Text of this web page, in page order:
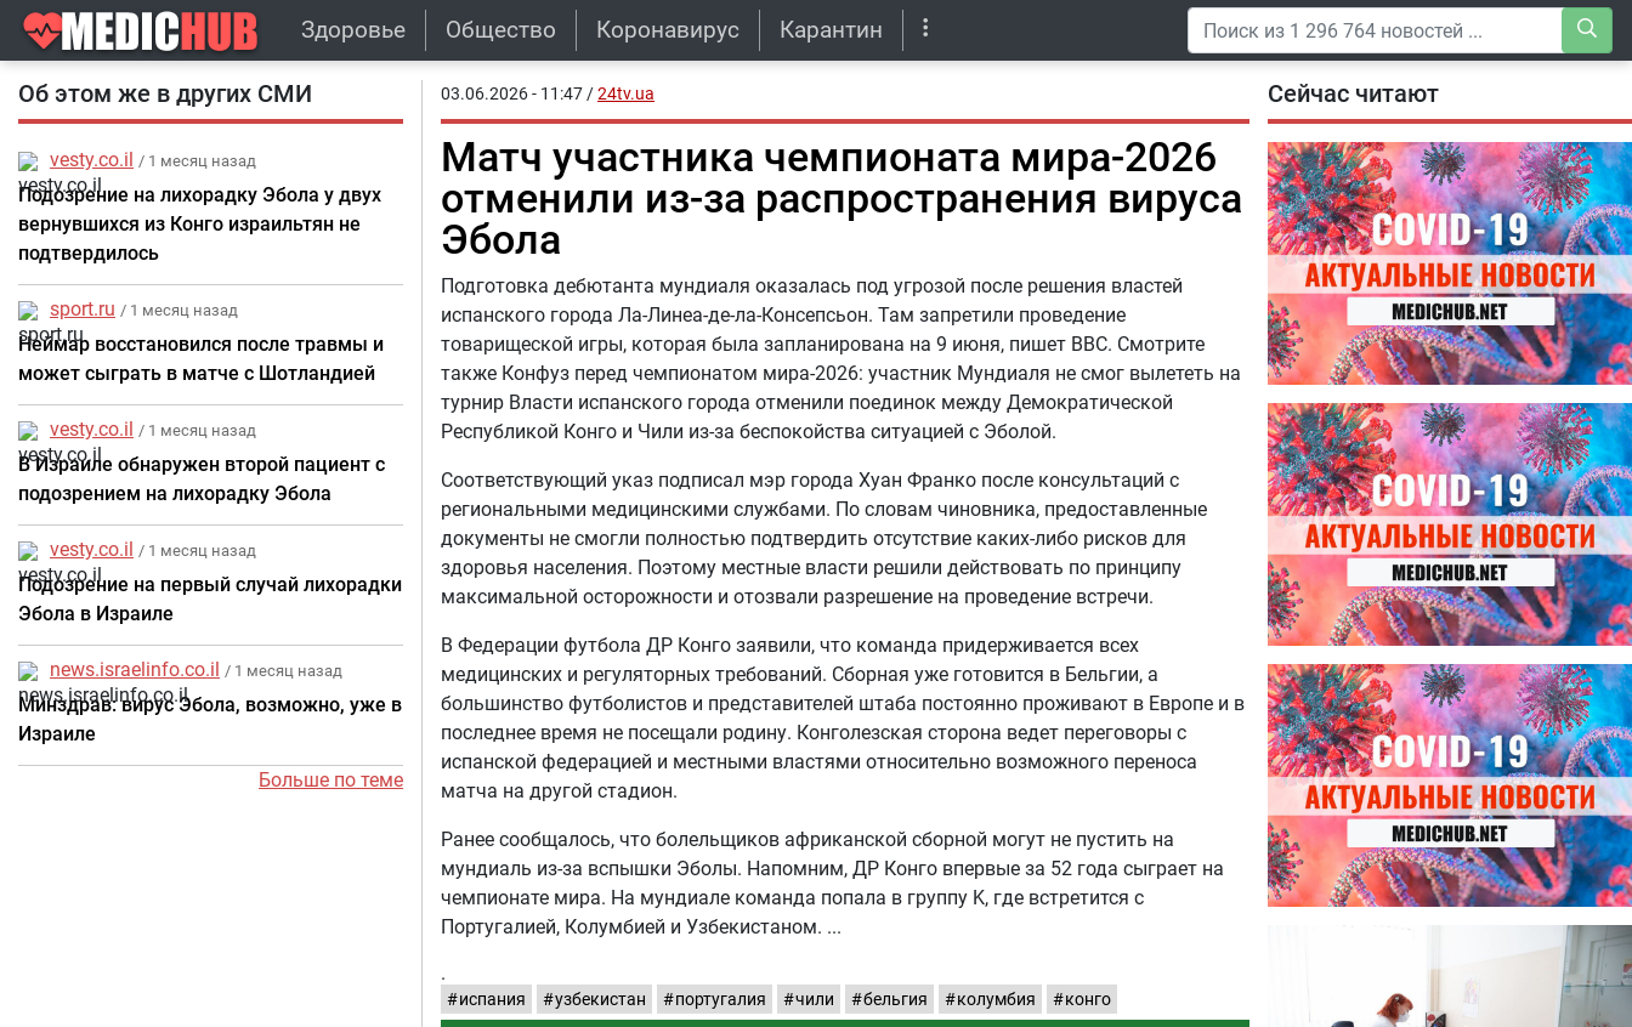
Здоровье Общество Коронавирус Карантин
Об этом же в других СМИ
vesty.co.il / 1 месяц назад
Подозрение на лихорадку Эбола у двух
вернувшихся из Конго израильтян не
подтвердилось
sport.ru / 1 месяц назад
Неймар восстановился после травмы и
может сыграть в матче с Шотландией
vesty.co.il / 1 месяц назад
В Израиле обнаружен второй пациент с
подозрением на лихорадку Эбола
vesty.co.il / 1 месяц назад
Подозрение на первый случай лихорадки
Эбола в Израиле
news.israelinfo.co.il / 1 месяц назад
Минздрав: вирус Эбола, возможно, уже в
Израиле
Больше по теме
03.06.2026 - 11:47 /24tv.ua
Матч участника чемпионата мира-2026
отменили из-за распространения вируса
Эбола
Подготовка дебютанта мундиаля оказалась под угрозой после решения властей
испанского города Ла-Линеа-де-ла-Консепсьон. Там запретили проведение
товарищеской игры, которая была запланирована на 9 июня, пишет ВВС. Смотрите
также Конфуз перед чемпионатом мира-2026: участник Мундиаля не смог вылететь на
турнир Власти испанского города отменили поединок между Демократической
Республикой Конго и Чили из-за беспокойства ситуацией с Эболой.
Соответствующий указ подписал мэр города Хуан Франко после консультаций с
региональными медицинскими службами. По словам чиновника, предоставленные
документы не смогли полностью подтвердить отсутствие каких-либо рисков для
здоровья населения. Поэтому местные власти решили действовать по принципу
максимальной осторожности и отозвали разрешение на проведение встречи.
В Федерации футбола ДР Конго заявили, что команда придерживается всех
медицинских и регуляторных требований. Сборная уже готовится в Бельгии, а
большинство футболистов и представителей штаба постоянно проживают в Европе и в
последнее время не посещали родину. Конголезская сторона ведет переговоры с
испанской федерацией и местными властями относительно возможного переноса
матча на другой стадион.
Ранее сообщалось, что болельщиков африканской сборной могут не пустить на
мундиаль из-за вспышки Эболы. Напомним, ДР Конго впервые за 52 года сыграет на
чемпионате мира. На мундиале команда попала в группу K, где встретится с
Португалией, Колумбией и Узбекистаном.
.
испания узбекистан португалия чили бельгия колумбия конго
Сейчас читают
04.08.2026
Специалисты дали советы, как
правильно пить витамины
27.07.2026
Лучше фасоли: диетолог
названа 8 продуктов,
содержащих много клетчатки
угрозы: что нужно знать о
летних инфекциях